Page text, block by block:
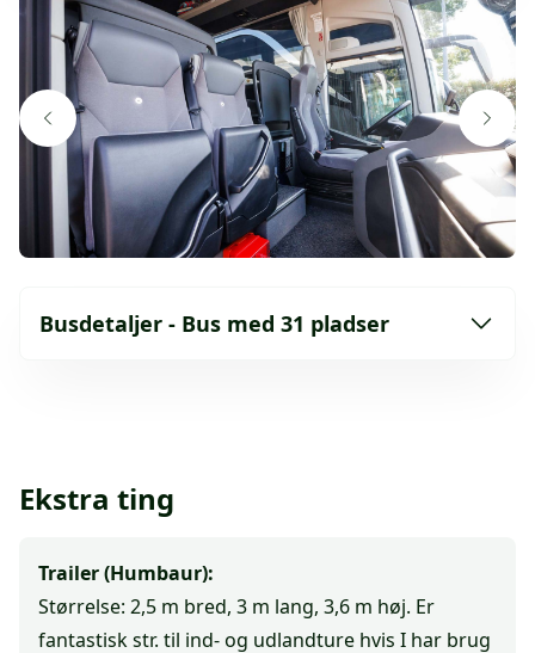
Busdetaljer - Bus med 31 pladser
Ekstra ting
Trailer (Humbaur):
Størrelse: 2,5 m bred, 3 m lang, 3,6 m høj. Er
fantastisk str. til ind- og udlandture hvis I har brug